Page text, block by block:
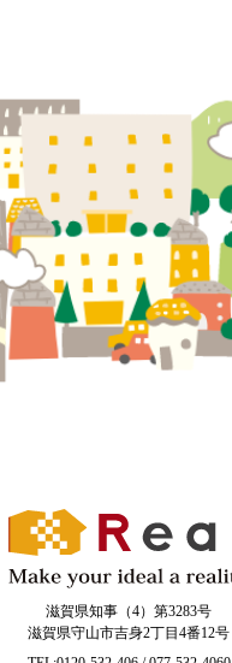
滋賀県知事（4）第3283号
滋賀県守山市吉身2丁目4番12号